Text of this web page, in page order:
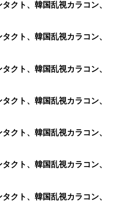
クト、韓国乱視カラコン、
クト、韓国乱視カラコン、
クト、韓国乱視カラコン、
クト、韓国乱視カラコン、
クト、韓国乱視カラコン、
クト、韓国乱視カラコン、
クト、韓国乱視カラコン、